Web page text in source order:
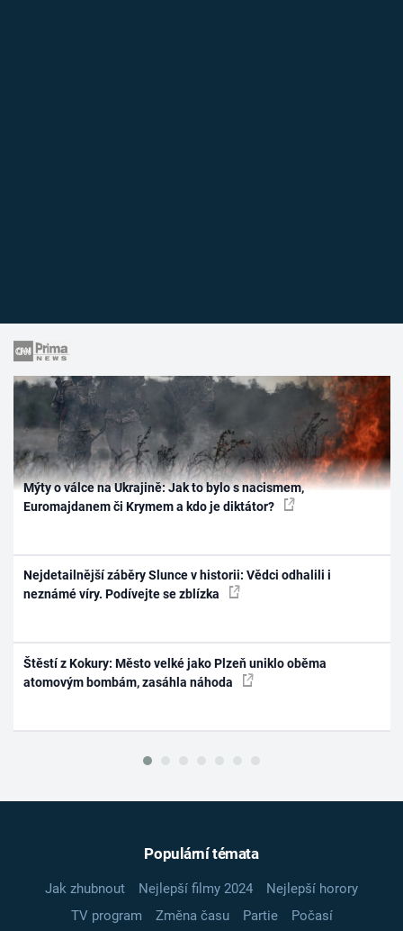
Mýty o válce na Ukrajině: Jak to bylo s nacismem,
Euromajdanem či Krymem a kdo je diktátor?
Nejdetailnější záběry Slunce v historii: Vědci odhalili i
neznámé víry. Podívejte se zblízka
Štěstí z Kokury: Město velké jako Plzeň uniklo oběma
atomovým bombám, zasáhla náhoda
Populární témata
Jak zhubnout Nejlepší filmy 2024
Nejlepší horory
TV program
Změna času Partie
Počasí